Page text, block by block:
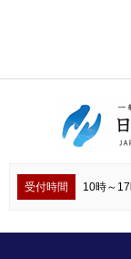
受付時間 10時～